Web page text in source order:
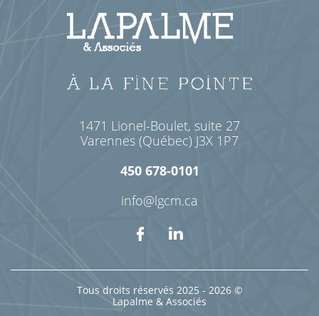
1471 Lionel-Boulet, suite 27
Varennes (Québec) J3X 1P7
450 678-0101
info@lgcm.ca
Tous droits réservés 2025 - 2026 ©
Lapalme & Associés